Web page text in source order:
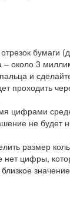
бумаги
около 3
и
проходить
цифрами
не будет
размер
нет цифры,